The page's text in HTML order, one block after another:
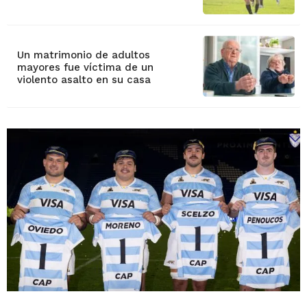
Un matrimonio de adultos
mayores fue víctima de un
violento asalto en su casa